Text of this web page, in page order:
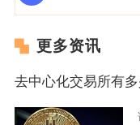
更多资讯
去中心化交易所有